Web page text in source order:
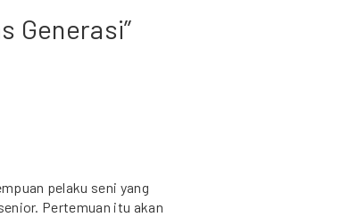
Generasi”
pelaku seni yang
Pertemuan itu akan